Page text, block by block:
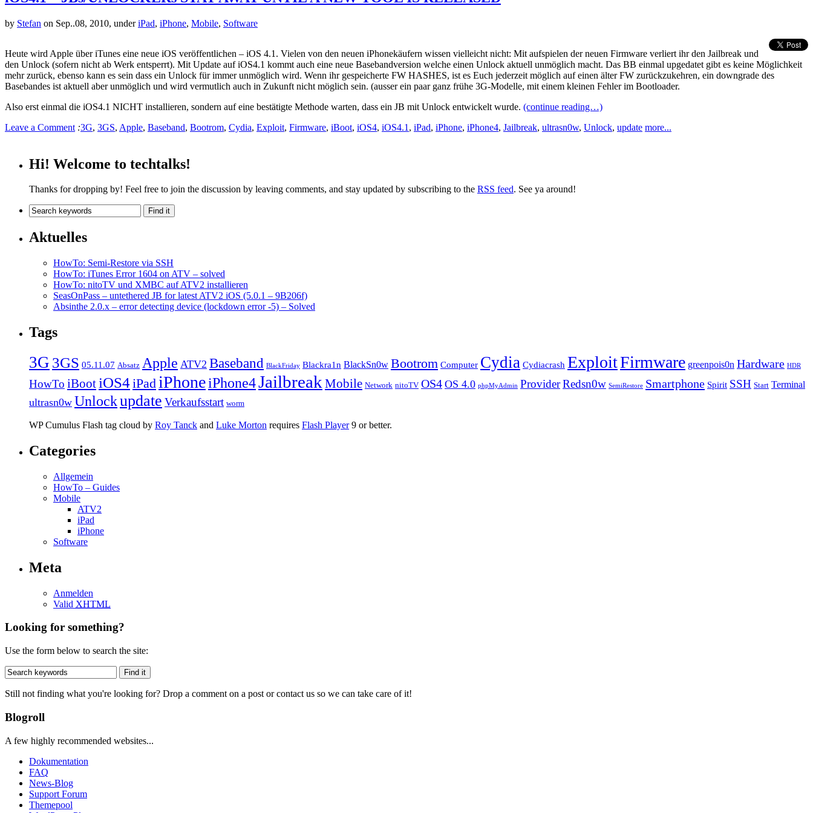
by Stefan on Sep..08, 2010, underiPad, iPhone, Mobile, Software
Heute wird Apple über iTunes eine neue iOS veröffentlichen – iOS 4.1. Vielen von den neuen iPhonekäufern wissen vielleicht nicht: Mit aufspielen der neuen Firmware verliert ihr den Jailbreak und
den Unlock (sofern nicht ab Werk entsperrt). Mit Update auf iOS4.1 kommt auch eine neue Basebandversion welche einen Unlock aktuell unmöglich macht. Das BB einmal upgedatet gibt es keine Möglichkeit
mehr zurück, ebenso kann es sein dass ein Unlock für immer unmöglich wird. Wenn ihr gespeicherte FW HASHES, ist es Euch jederzeit möglich auf einen älter FW zurückzukehren, ein downgrade des
Basebandes ist aktuell aber unmöglich und wird vermutlich auch in Zukunft nicht möglich sein. (ausser ein paar ganz frühe 3G-Modelle, mit einem kleinen Fehler im Bootloader.
Also erst einmal die iOS4.1 NICHT installieren, sondern auf eine bestätigte Methode warten, dass ein JB mit Unlock entwickelt wurde. (continue reading…)
Leave a Comment :3G, 3GS, Apple, Baseband, Bootrom, Cydia, Exploit, Firmware, iBoot, iOS4, iOS4.1 , iPad, iPhone, iPhone4, Jailbreak, ultrasn0w, Unlock, update more...
Hi! Welcome to techtalks!
Thanks for dropping by! Feel free to join the discussion by leaving comments, and stay updated by subscribing to the RSS feed. See ya around!
Aktuelles
HowTo: Semi-Restore via SSH
HowTo: iTunes Error 1604 on ATV – solved
HowTo: nitoTV und XMBC auf ATV2 installieren
SeasOnPass – untethered JB for latest ATV2 iOS (5.0.1 – 9B206f)
Absinthe 2.0.x – error detecting device (lockdown error -5) – Solved
Tags
3G 3GS 05.11.07 Absatz Apple ATV2 Baseband BlackFriday Blackra1n BlackSn0w Bootrom Computer Cydia Cydiacrash ExploitFirmware greenpois0n Hardware HDR
HowTo iBoot iOS4iPad iPhoneiPhone4Jailbreak Mobile Network nitoTV OS4 OS 4.0 phpMyAdmin ProviderRedsn0w SemiRestore Smartphone Spirit SSH Start Terminal
ultrasn0w Unlockupdate Verkaufsstart worm
WP Cumulus Flash tag cloud by Roy Tanck and Luke Morton requires Flash Player9 or better.
Categories
Allgemein
HowTo – Guides
Mobile
ATV2
iPad
iPhone
Software
Meta
Anmelden
Valid XHTML
Looking for something?
Use the form below to search the site:
Still not finding what you're looking for? Drop a comment on a post or contact us so we can take care of it!
Blogroll
A few highly recommended websites...
Dokumentation
FAQ
News-Blog
Support Forum
Themepool